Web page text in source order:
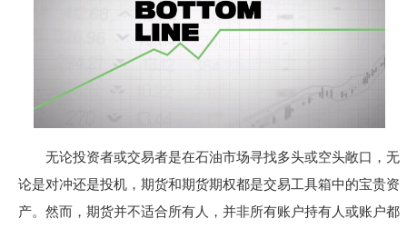
无论投资者或交易者是在石油市场寻找多头或空头敞口，无
论是对冲还是投机，期货和期货期权都是交易工具箱中的宝贵资
产。然而，期货并不适合所有人，并非所有账户持有人或账户都